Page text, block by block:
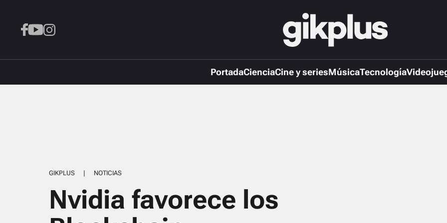
PortadaCienciaCine y seriesMúsicaTecnología
GIKPLUS | NOTICIAS
Nvidia favorece los